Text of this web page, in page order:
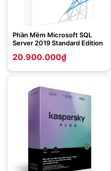
Phần Mềm Microsoft SQL
Server 2019 Standard Edition
20.900.000₫